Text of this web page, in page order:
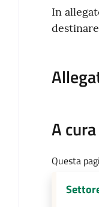
In
A
Questa